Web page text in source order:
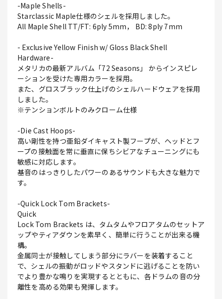
-Maple Shells-
Starclassic Maple仕様のシェルを採用しました。
All Maple Shell TT/FT: 6ply 5mm， BD: 8ply 7mm
- Exclusive Yellow Finish w/ Gloss Black Shell
Hardware-
メタリカの最新アルバム「72 Seasons」 からインスピレ
ーションを受けた専用カラーを採用。
また、グロスブラック仕上げのシェルハードウェアを採用
しました。
※テンションボルトのみクローム仕様
-Die Cast Hoops-
高い剛性を持つ亜鉛ダイキャスト製フープが、ヘッドとフ
ープの接触面を常に垂直に保ちシビアなチューニングにも
敏感に対応します。
基音のはっきりしたパワーのあるサウンドも大きな魅力で
す。
-Quick Lock Tom Brackets-
Quick
Lock Tom Brackets は、タムタムやフロアタムのセットア
ップやティアダウンを素早く、簡単に行うことが出来る機
構。
金属同士が接触してしまう部分にラバーを装着すること
で、シェルの振動がロッドやスタンドに逃げることを防い
でより豊かな鳴りを実現するとともに、各ドラムの音の分
離性を高める効果も発揮します。